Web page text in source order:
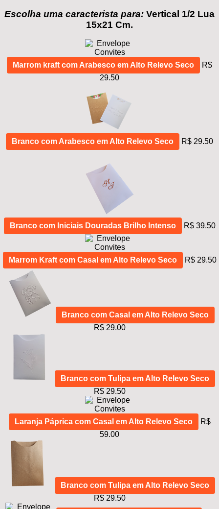
Escolha uma caracterista para: Vertical 1/2 Lua
15x21 Cm.
Marrom kraft com Arabesco em Alto Relevo Seco
R$
29.50
Branco com Arabesco em Alto Relevo Seco R$ 29.50
Branco com Iniciais Douradas Brilho Intenso R$ 39.50
Marrom Kraft com Casal em Alto Relevo Seco R$ 29.50
Branco com Casal em Alto Relevo Seco
R$ 29.00
Branco com Tulipa em Alto Relevo Seco
R$ 29.50
Laranja Páprica com Casal em Alto Relevo Seco
R$
59.00
Branco com Tulipa em Alto Relevo Seco
R$ 29.50